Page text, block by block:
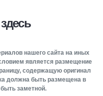
нашего сайта на иных
является размещение
содержащую оригинал
должна быть размещена в
заметной.